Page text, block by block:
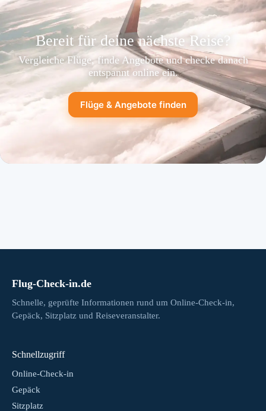
Bereit für deine nächste Reise?
Vergleiche Flüge, finde Angebote und checke danach
entspannt online ein.
Flüge & Angebote finden
Flug-Check-in.de
Schnelle, geprüfte Informationen rund um Online-Check-in,
Gepäck, Sitzplatz und Reiseveranstalter.
Schnellzugriff
Online-Check-in
Gepäck
Sitzplatz